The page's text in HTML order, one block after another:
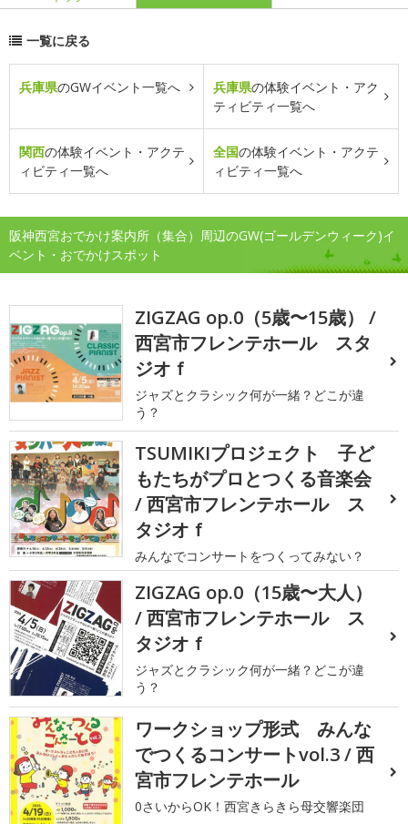
一覧に戻る
兵庫県のGWイベント一覧へ 兵庫県の体験イベント・アク
ティビティ一覧へ
関西の体験イベント・アクテ
ィビティ一覧へ
全国の体験イベント・アクテ
ィビティ一覧へ
阪神西宮おでかけ案内所（集合）周辺のGW(ゴールデンウィーク)イ
ベント・おでかけスポット
ZIGZAG op.0（5歳〜15歳） /
西宮市フレンテホール スタ
ジオｆ
ジャズとクラシック何が一緒？どこが違
う？
TSUMIKIプロジェクト 子ど
もたちがプロとつくる音楽会
/ 西宮市フレンテホール ス
タジオｆ
みんなでコンサートをつくってみない？
ZIGZAG op.0（15歳〜大人）
/ 西宮市フレンテホール ス
タジオｆ
ジャズとクラシック何が一緒？どこが違
う？
ワークショップ形式 みんな
でつくるコンサートvol.3 / 西
宮市フレンテホール
0さいからOK！西宮きらきら母交響楽団